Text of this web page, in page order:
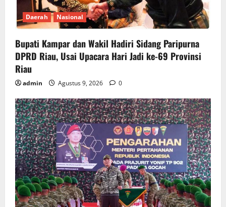
Daerah Nasional
Bupati Kampar dan Wakil Hadiri Sidang Paripurna
DPRD Riau, Usai Upacara Hari Jadi ke-69 Provinsi
Riau
admin Agustus 9, 2026 0